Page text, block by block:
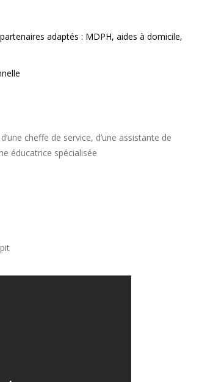
adaptés : MDPH, aides à domicile,
cheffe de service, d’une assistante de
éducatrice spécialisée